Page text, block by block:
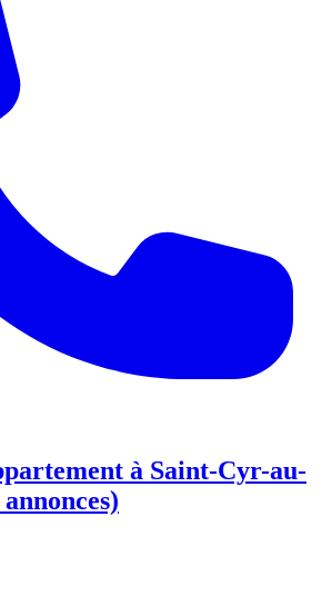
à Saint-Cyr-au-